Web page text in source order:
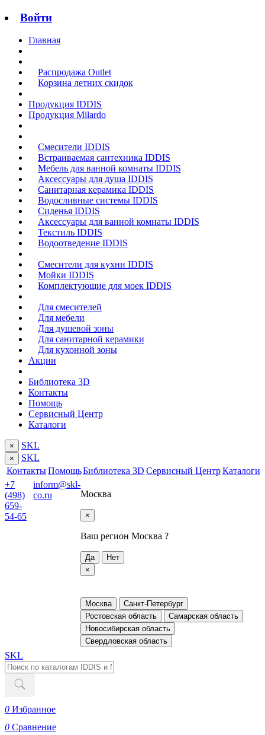
Войти
Главная
Распродажа Outlet
Корзина летних скидок
Продукция IDDIS
Продукция Milardo
Смесители IDDIS
Встраиваемая сантехника IDDIS
Мебель для ванной комнаты IDDIS
Аксессуары для душа IDDIS
Санитарная керамика IDDIS
Водосливные системы IDDIS
Сиденья IDDIS
Аксессуары для ванной комнаты IDDIS
Текстиль IDDIS
Водоотведение IDDIS
Смесители для кухни IDDIS
Мойки IDDIS
Комплектующие для моек IDDIS
Для смесителей
Для мебели
Для душевой зоны
Для санитарной керамики
Для кухонной зоны
Акции
Библиотека 3D
Контакты
Помощь
Сервисный Центр
Каталоги
× SKL
×
SKL
КонтактыПомощьБиблиотека 3D Сервисный ЦентрКаталоги
+7
(498)
659-
54-65
inform@skl-
co.ru
Москва
×
Ваш регионМосква ?
Да
Нет
×
Москва
Санкт-Петербург
Ростовская область
Самарская область
Новосибирская область
Свердловская область
SKL
0 Избранное
0 Сравнение